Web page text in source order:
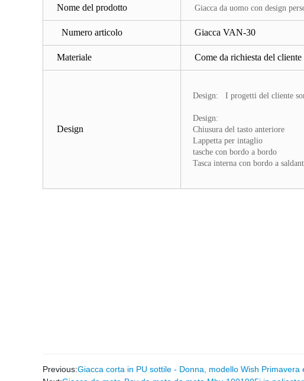
Nome del prodotto Giacca da uomo con design
Numero articolo Giacca VAN-30
Materiale Come da richiesta del cliente
Design
Design: I progetti del cliente
Design:
Chiusura del tasto anteriore
Lappetta per intaglio
tasche con bordo a bordo
Tasca interna con bordo a
Previous:Giacca corta in PU sottile - Donna, modello Wish